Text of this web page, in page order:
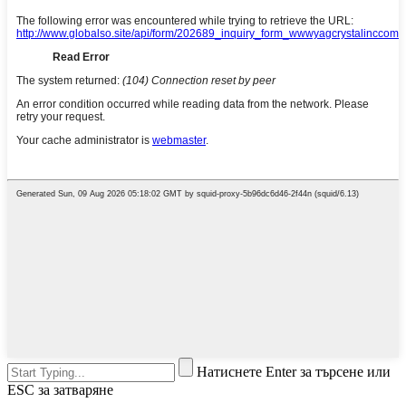
Натиснете Enter за търсене или
ESC за затваряне